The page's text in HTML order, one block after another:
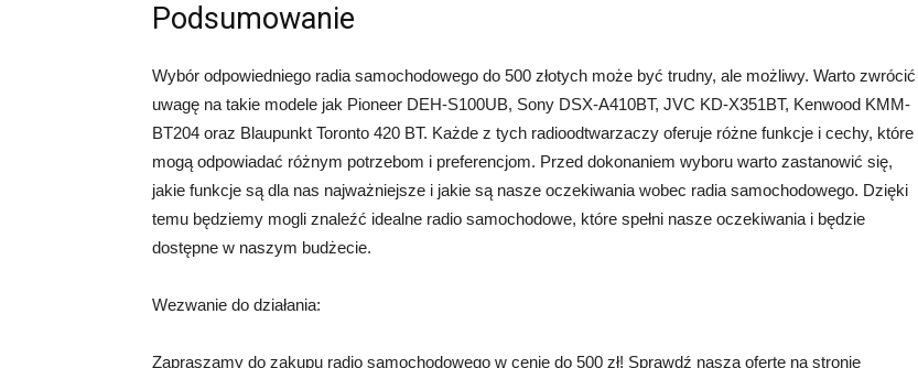
Podsumowanie
Wybór odpowiedniego radia samochodowego do 500 złotych może być trudny, ale możliwy. Warto zwrócić
uwagę na takie modele jak Pioneer DEH-S100UB, Sony DSX-A410BT, JVC KD-X351BT, Kenwood KMM-
BT204 oraz Blaupunkt Toronto 420 BT. Każde z tych radioodtwarzaczy oferuje różne funkcje i cechy, które
mogą odpowiadać różnym potrzebom i preferencjom. Przed dokonaniem wyboru warto zastanowić się,
jakie funkcje są dla nas najważniejsze i jakie są nasze oczekiwania wobec radia samochodowego. Dzięki
temu będziemy mogli znaleźć idealne radio samochodowe, które spełni nasze oczekiwania i będzie
dostępne w naszym budżecie.
Wezwanie do działania:
Zapraszamy do zakupu radio samochodowego w cenie do 500 zł! Sprawdź naszą ofertę na stronie